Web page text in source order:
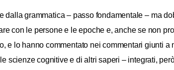
grammatica – passo fondamentale – ma
con le persone e le epoche e, anche se non
e lo hanno commentato nei commentari giunti
scienze cognitive e di altri saperi – integrati,